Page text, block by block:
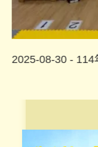
2025-08-30 - 114